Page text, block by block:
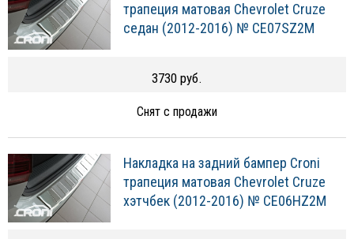
трапеция матовая Chevrolet Cruze
седан (2012-2016) № CE07SZ2M
3730 руб.
Снят с продажи
Накладка на задний бампер Croni
трапеция матовая Chevrolet Cruze
хэтчбек (2012-2016) № CE06HZ2M